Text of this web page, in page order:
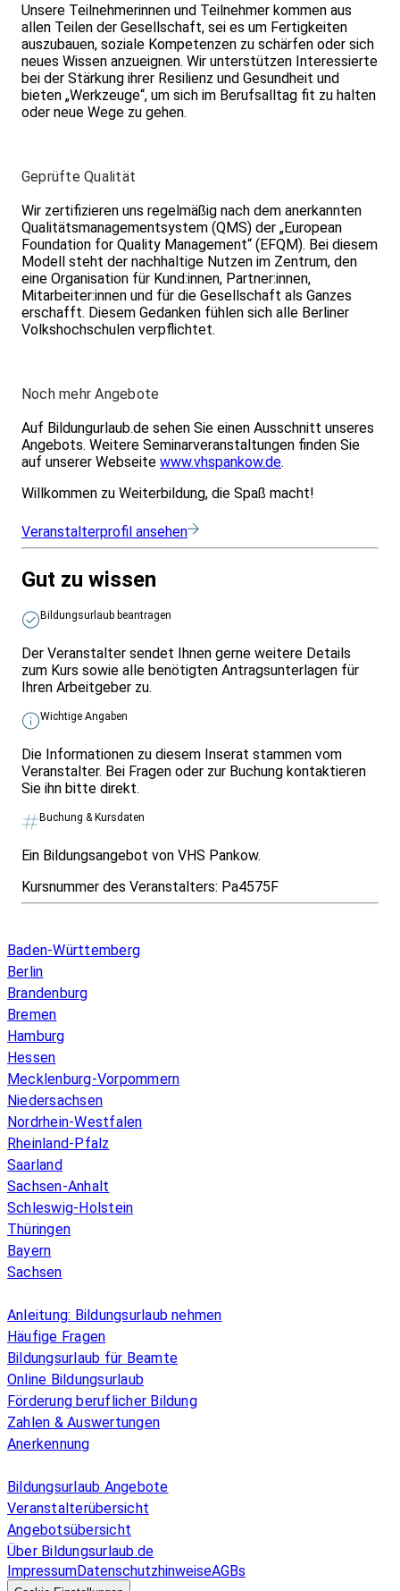
Unsere Teilnehmerinnen und Teilnehmer kommen aus
allen Teilen der Gesellschaft, sei es um Fertigkeiten
auszubauen, soziale Kompetenzen zu schärfen oder sich
neues Wissen anzueignen. Wir unterstützen Interessierte
bei der Stärkung ihrer Resilienz und Gesundheit und
bieten „Werkzeuge“, um sich im Berufsalltag fit zu halten
oder neue Wege zu gehen.
Geprüfte Qualität
Wir zertifizieren uns regelmäßig nach dem anerkannten
Qualitätsmanagementsystem (QMS) der „European
Foundation for Quality Management“ (EFQM). Bei diesem
Modell steht der nachhaltige Nutzen im Zentrum, den
eine Organisation für Kund:innen, Partner:innen,
Mitarbeiter:innen und für die Gesellschaft als Ganzes
erschafft. Diesem Gedanken fühlen sich alle Berliner
Volkshochschulen verpflichtet.
Noch mehr Angebote
Auf Bildungurlaub.de sehen Sie einen Ausschnitt unseres
Angebots. Weitere Seminarveranstaltungen finden Sie
auf unserer Webseite www.vhspankow.de.
Willkommen zu Weiterbildung, die Spaß macht!
Veranstalterprofil ansehen
Gut zu wissen
Bildungsurlaub beantragen
Der Veranstalter sendet Ihnen gerne weitere Details
zum Kurs sowie alle benötigten Antragsunterlagen für
Ihren Arbeitgeber zu.
Wichtige Angaben
Die Informationen zu diesem Inserat stammen vom
Veranstalter. Bei Fragen oder zur Buchung kontaktieren
Sie ihn bitte direkt.
Buchung & Kursdaten
Ein Bildungsangebot von VHS Pankow.
Kursnummer des Veranstalters: Pa4575F
Baden-Württemberg
Berlin
Brandenburg
Bremen
Hamburg
Hessen
Mecklenburg-Vorpommern
Niedersachsen
Nordrhein-Westfalen
Rheinland-Pfalz
Saarland
Sachsen-Anhalt
Schleswig-Holstein
Thüringen
Bayern
Sachsen
Anleitung: Bildungsurlaub nehmen
Häufige Fragen
Bildungsurlaub für Beamte
Online Bildungsurlaub
Förderung beruflicher Bildung
Zahlen & Auswertungen
Anerkennung
Bildungsurlaub Angebote
Veranstalterübersicht
Angebotsübersicht
Über Bildungsurlaub.de
ImpressumDatenschutzhinweiseAGBs